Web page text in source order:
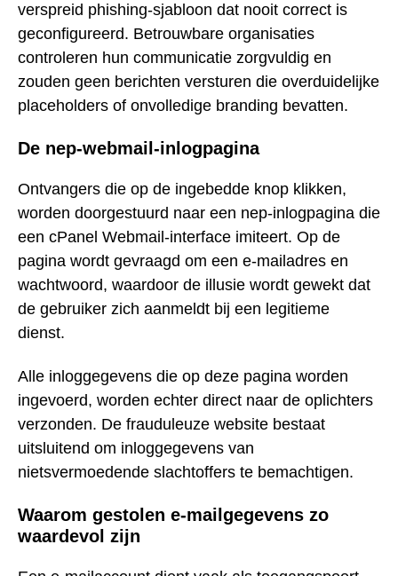
verspreid phishing-sjabloon dat nooit correct is
geconfigureerd. Betrouwbare organisaties
controleren hun communicatie zorgvuldig en
zouden geen berichten versturen die overduidelijke
placeholders of onvolledige branding bevatten.
De nep-webmail-inlogpagina
Ontvangers die op de ingebedde knop klikken,
worden doorgestuurd naar een nep-inlogpagina die
een cPanel Webmail-interface imiteert. Op de
pagina wordt gevraagd om een e-mailadres en
wachtwoord, waardoor de illusie wordt gewekt dat
de gebruiker zich aanmeldt bij een legitieme
dienst.
Alle inloggegevens die op deze pagina worden
ingevoerd, worden echter direct naar de oplichters
verzonden. De frauduleuze website bestaat
uitsluitend om inloggegevens van
nietsvermoedende slachtoffers te bemachtigen.
Waarom gestolen e-mailgegevens zo
waardevol zijn